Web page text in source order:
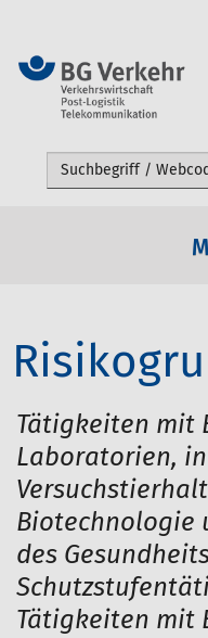
Webseite durchsuchen
Tätigkeiten mit
Laboratorien, in
Biotechnologie
des
Tätigkeiten mit